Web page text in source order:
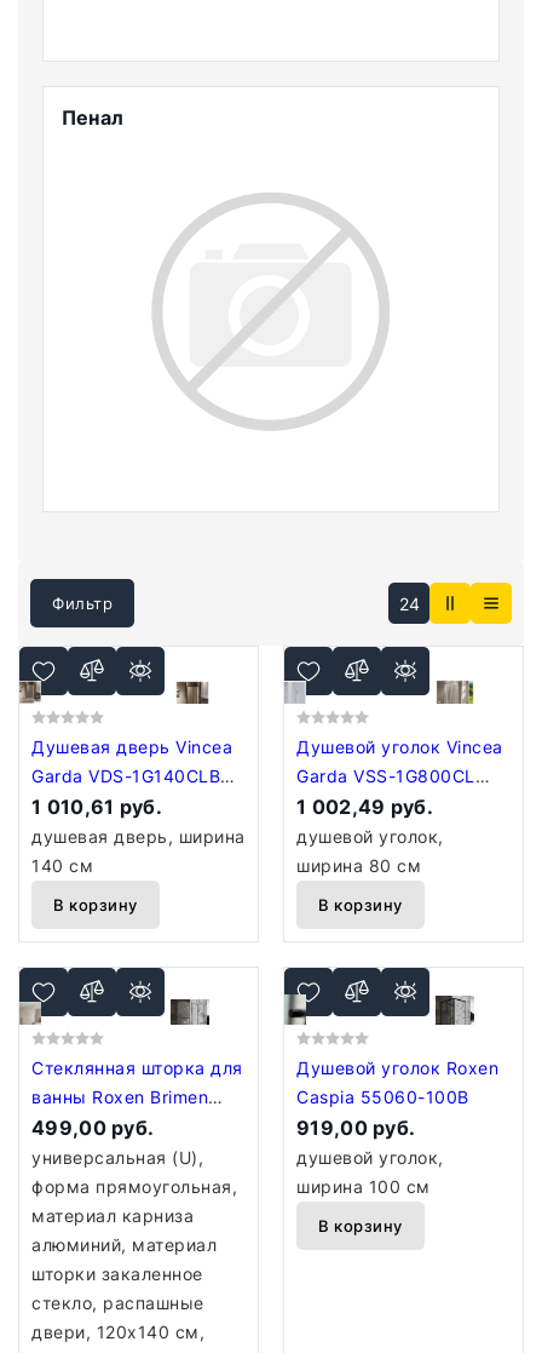
Пенал
Фильтр 24
Душевая дверь Vincea
Garda VDS-1G140CLB
(черный/прозрачное)
1 010,61 руб.
душевая дверь, ширина
140 см
В корзину
Душевой уголок Vincea
Garda VSS-1G800CL
(хром/прозрачное)
1 002,49 руб.
душевой уголок,
ширина 80 см
В корзину
Стеклянная шторка для
ванны Roxen Brimen
52010-120 120х140
499,00 руб.
универсальная (U),
форма прямоугольная,
материал карниза
алюминий, материал
шторки закаленное
стекло, распашные
двери, 120х140 см,
Душевой уголок Roxen
Caspia 55060-100B
919,00 руб.
душевой уголок,
ширина 100 см
В корзину